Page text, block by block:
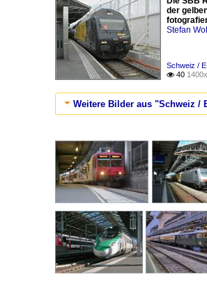
der
Stefan
Schweiz /
 40
Weitere Bilder aus "Schweiz /